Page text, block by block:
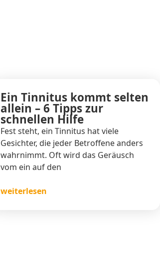
Ein Tinnitus kommt selten
allein – 6 Tipps zur
schnellen Hilfe
Fest steht, ein Tinnitus hat viele
Gesichter, die jeder Betroffene anders
wahrnimmt. Oft wird das Geräusch
vom ein auf den
weiterlesen